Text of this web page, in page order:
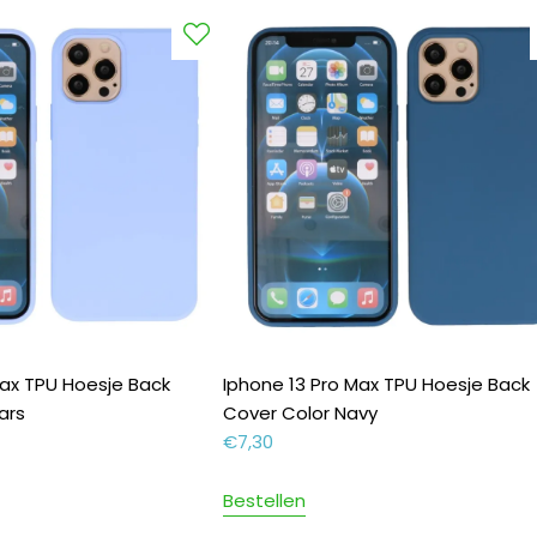
TPU Hoesje Back
Iphone 13 Pro Max TPU Hoesje Back
Cover Color Navy
€7,30
Bestellen